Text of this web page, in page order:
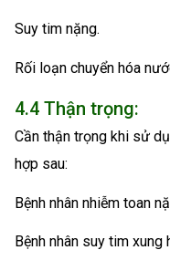
Suy tim nặng.
Rối loạn chuyển hóa
4.4 Thận trọng:
Cần thận trọng khi sử
hợp sau:
Bệnh nhân nhiễm toan
Bệnh nhân suy tim xung